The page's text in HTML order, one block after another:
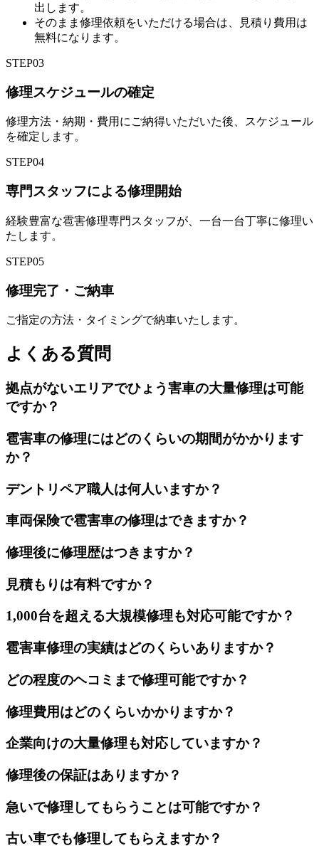
出します。
そのまま修理依頼をいただける場合は、見積り費用は
無料になります。
STEP03
修理スケジュールの確定
修理方法・納期・費用にご納得いただいた後、スケジュール
を確定します。
STEP04
専門スタッフによる修理開始
経験豊富な雹害修理専門スタッフが、一台一台丁寧に修理い
たします。
STEP05
修理完了・ご納車
ご指定の方法・タイミングで納車いたします。
よくある質問
拠点がないエリアでひょう害車の大量修理は可能
ですか？
雹害車の修理にはどのくらいの期間がかかります
か？
デントリペア職人は何人いますか？
車両保険で雹害車の修理はできますか？
修理後に修理歴はつきますか？
見積もりは有料ですか？
1,000台を超える大規模修理も対応可能ですか？
雹害車修理の実績はどのくらいありますか？
どの程度のヘコミまで修理可能ですか？
修理費用はどのくらいかかりますか？
企業向けの大量修理も対応していますか？
修理後の保証はありますか？
急いで修理してもらうことは可能ですか？
古い車でも修理してもらえますか？